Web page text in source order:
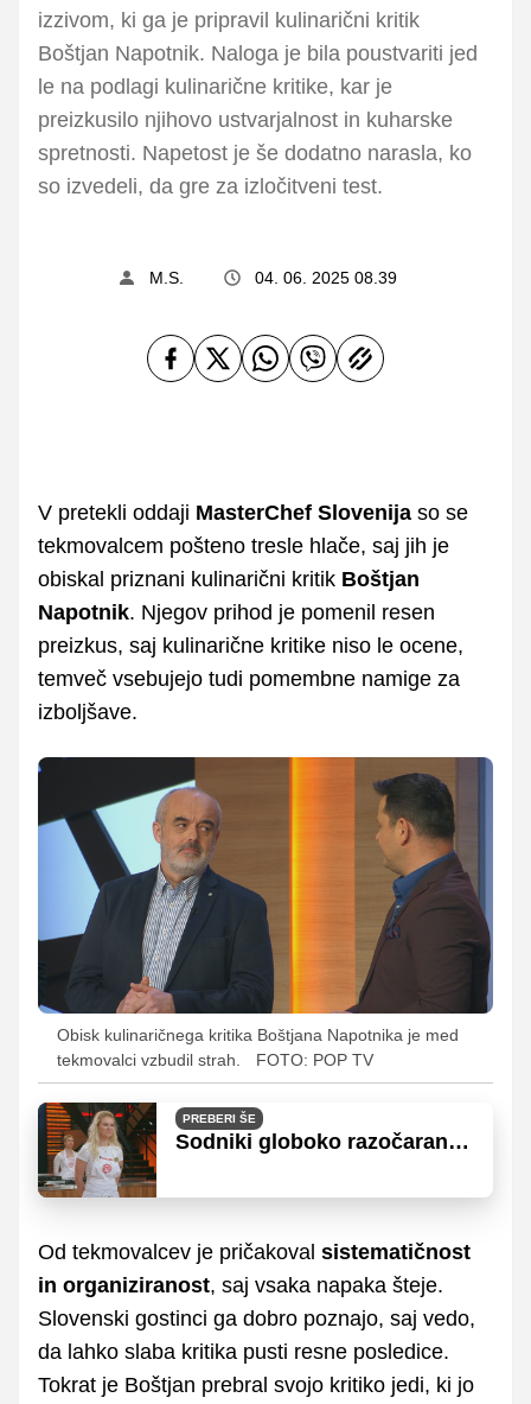
izzivom, ki ga je pripravil kulinarični kritik
Boštjan Napotnik. Naloga je bila poustvariti jed
le na podlagi kulinarične kritike, kar je
preizkusilo njihovo ustvarjalnost in kuharske
spretnosti. Napetost je še dodatno narasla, ko
so izvedeli, da gre za izločitveni test.
M.S. 04. 06. 2025 08.39
V pretekli oddaji MasterChef Slovenija so se
tekmovalcem pošteno tresle hlače, saj jih je
obiskal priznani kulinarični kritik Boštjan
Napotnik. Njegov prihod je pomenil resen
preizkus, saj kulinarične kritike niso le ocene,
temveč vsebujejo tudi pomembne namige za
izboljšave.
Obisk kulinaričnega kritika Boštjana Napotnika je med
tekmovalci vzbudil strah.
FOTO: POP TV
PREBERI ŠE
Sodniki globoko razočarani,
Od tekmovalcev je pričakoval sistematičnost
in organiziranost, saj vsaka napaka šteje.
Slovenski gostinci ga dobro poznajo, saj vedo,
da lahko slaba kritika pusti resne posledice.
Tokrat je Boštjan prebral svojo kritiko jedi, ki jo